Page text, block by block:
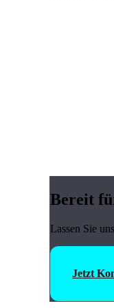
Bereit
Lassen Sie
Jetzt